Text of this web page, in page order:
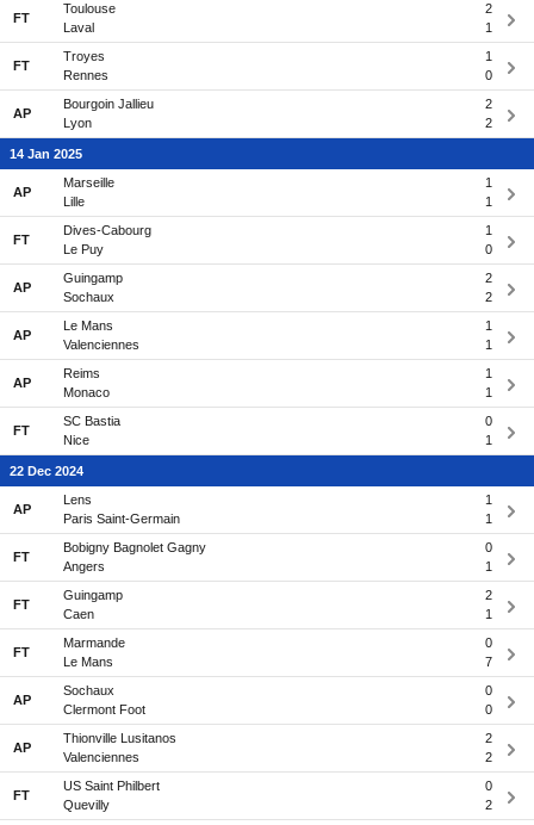
FT
Toulouse
2
Laval
1
FT
Troyes
1
Rennes
0
AP
Bourgoin Jallieu
2
Lyon
2
14 Jan 2025
AP
Marseille
1
Lille
1
FT
Dives-Cabourg
1
Le Puy
0
AP
Guingamp
2
Sochaux
2
AP
Le Mans
1
Valenciennes
1
AP
Reims
1
Monaco
1
FT
SC Bastia
0
Nice
1
22 Dec 2024
AP
Lens
1
Paris Saint-Germain
1
FT
Bobigny Bagnolet Gagny
0
Angers
1
FT
Guingamp
2
Caen
1
FT
Marmande
0
Le Mans
7
AP
Sochaux
0
Clermont Foot
0
AP
Thionville Lusitanos
2
Valenciennes
2
FT
US Saint Philbert
0
Quevilly
2